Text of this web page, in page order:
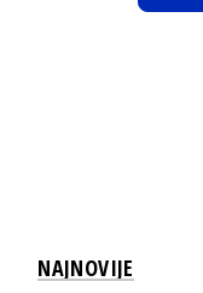
NAJNOVIJE